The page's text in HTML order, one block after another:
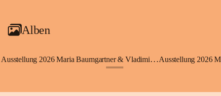
Alben
Ausstellung 2026 Maria Baumgartner & Vladimir KociAusstellung 2026